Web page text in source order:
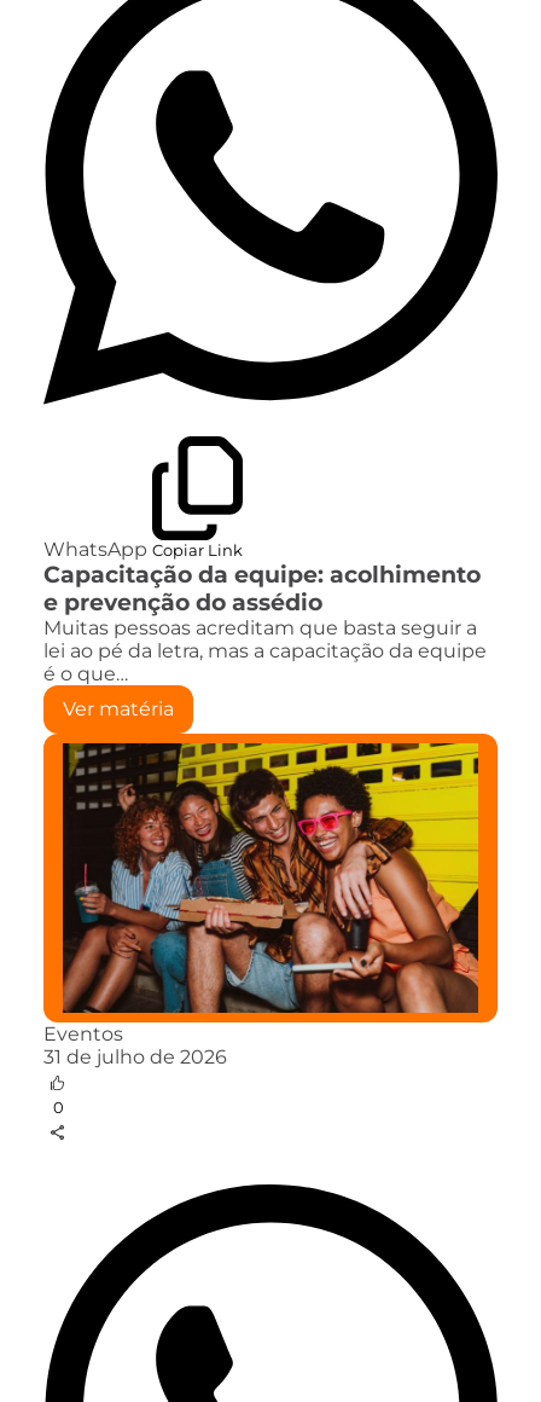
WhatsApp Copiar Link
Capacitação da equipe: acolhimento
e prevenção do assédio
Muitas pessoas acreditam que basta seguir a
lei ao pé da letra, mas a capacitação da equipe
é o que…
Ver matéria
Eventos
31 de julho de 2026
0